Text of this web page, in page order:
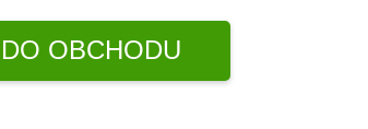
DO OBCHODU